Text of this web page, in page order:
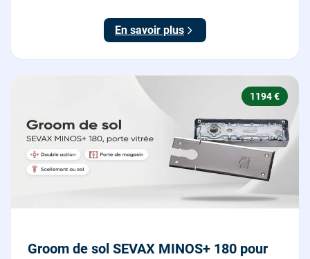
En savoir plus
1194 €
Groom de sol SEVAX MINOS+ 180 pour